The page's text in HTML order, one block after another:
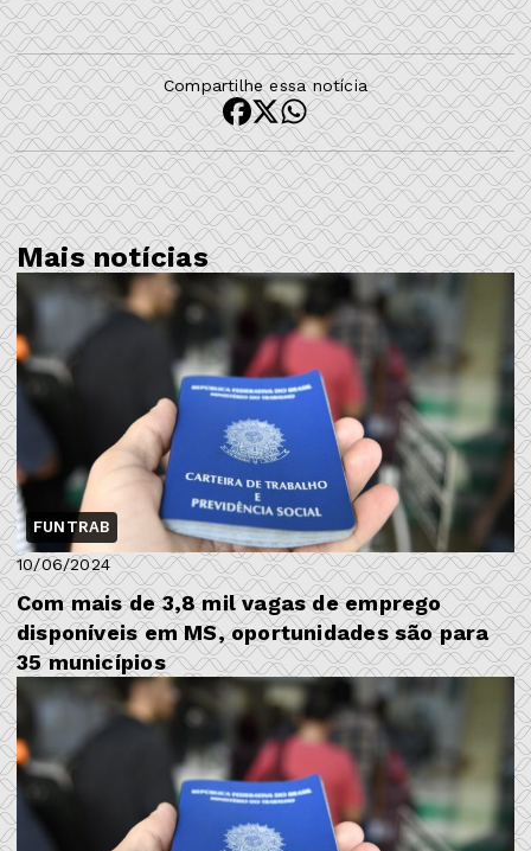
Compartilhe essa notícia
Mais notícias
FUNTRAB
10/06/2024
Com mais de 3,8 mil vagas de emprego
disponíveis em MS, oportunidades são para
35 municípios